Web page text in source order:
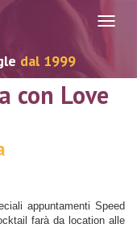
dal 1999
con Love
appuntamenti Speed
farà da location alle